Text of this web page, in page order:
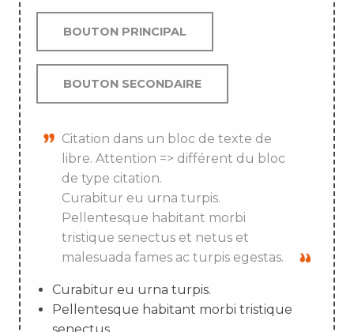
BOUTON PRINCIPAL
BOUTON SECONDAIRE
Citation dans un bloc de texte de
libre. Attention => différent du bloc
de type citation.
Curabitur eu urna turpis.
Pellentesque habitant morbi
tristique senectus et netus et
malesuada fames ac turpis egestas.
Curabitur eu urna turpis.
Pellentesque habitant morbi tristique